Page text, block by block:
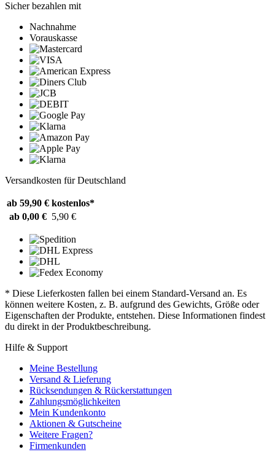
Sicher bezahlen mit
Nachnahme
Vorauskasse
Versandkosten für Deutschland
ab 59,90 € kostenlos*
ab 0,00 € 5,90 €
* Diese Lieferkosten fallen bei einem Standard-Versand an. Es
können weitere Kosten, z. B. aufgrund des Gewichts, Größe oder
Eigenschaften der Produkte, entstehen. Diese Informationen findest
du direkt in der Produktbeschreibung.
Hilfe & Support
Meine Bestellung
Versand & Lieferung
Rücksendungen & Rückerstattungen
Zahlungsmöglichkeiten
Mein Kundenkonto
Aktionen & Gutscheine
Weitere Fragen?
Firmenkunden